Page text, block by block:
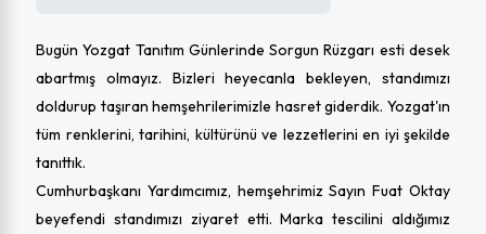
Bugün Yozgat Tanıtım Günlerinde Sorgun Rüzgarı esti desek
abartmış olmayız. Bizleri heyecanla bekleyen, standımızı
doldurup taşıran hemşehrilerimizle hasret giderdik. Yozgat'ın
tüm renklerini, tarihini, kültürünü ve lezzetlerini en iyi şekilde
tanıttık.
Cumhurbaşkanı Yardımcımız, hemşehrimiz Sayın Fuat Oktay
beyefendi standımızı ziyaret etti. Marka tescilini aldığımız